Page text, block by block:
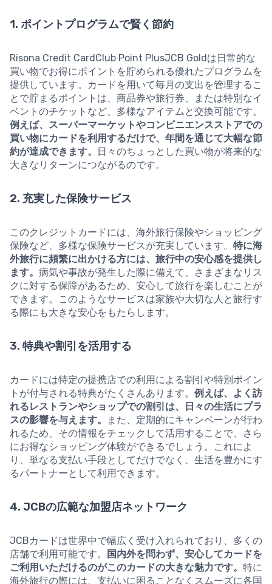
1. ポイントプログラムで賢く節約
Risona Credit CardClub Point PlusJCB Goldは日常的な
買い物でお得にポイントを貯められる優れたプログラムを
提供しています。カードを用いて毎月の支出を管理するこ
とで貯まるポイントは、商品券や旅行券、または特別なイ
ベントのチケットなど、多様なアイテムと交換可能です。
例えば、スーパーマーケットやコンビニエンスストアでの
買い物にカードを利用するだけで、年間を通じて大幅な節
約が達成できます。
日々のちょっとした買い物が将来的な
大きなリターンにつながるのです。
2. 充実した保険サービス
このクレジットカードには、海外旅行保険やショッピング
保険など、多様な保険サービスが充実しています。 特に海
外旅行に頻繁に出かける方には、旅行中の安心感を提供し
ます。 病気や事故が発生した際に備えて、さまざまなリス
クに対する保障があるため、安心して旅行を楽しむことが
できます。このようなサービスは家族や大切な人と旅行す
る際にも大きな安心をもたらします。
3. 特典や割引を活用する
カードには特定の提携店での利用による割引や特別ポイン
トが付与される特典がたくさんあります。 例えば、よく訪
れるレストランやショップでの割引は、日々の生活にプラ
スの影響を与えます。
また、定期的にキャンペーンが行わ
れるため、その情報をチェックして活用することで、さら
にお得なショッピング体験ができるでしょう。これによ
り、単なる支払い手段としてだけでなく、生活を豊かにす
るパートナーとして利用できます。
4. JCBの広範な加盟店ネットワーク
JCBカードは世界中で幅広く受け入れられており、多くの
店舗で利用可能です。
国内外を問わず、安心してカードを
ご利用いただけるのがこのカードの大きな魅力です。 特に
海外旅行の際には、支払いに困ることなくスムーズに各国